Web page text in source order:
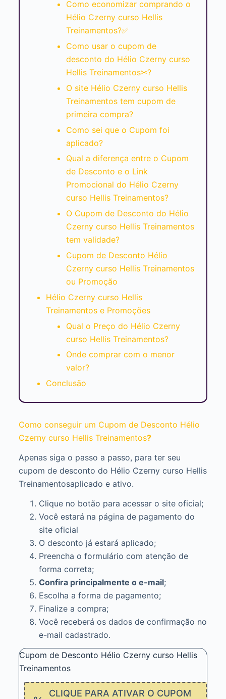
Como economizar comprando o
Hélio Czerny curso Hellis
Treinamentos?✅
Como usar o cupom de
desconto do Hélio Czerny curso
Hellis Treinamentos✂?
O site Hélio Czerny curso Hellis
Treinamentos tem cupom de
primeira compra?
Como sei que o Cupom foi
aplicado?
Qual a diferença entre o Cupom
de Desconto e o Link
Promocional do Hélio Czerny
curso Hellis Treinamentos?
O Cupom de Desconto do Hélio
Czerny curso Hellis Treinamentos
tem validade?
Cupom de Desconto Hélio
Czerny curso Hellis Treinamentos
ou Promoção
Hélio Czerny curso Hellis
Treinamentos e Promoções
Qual o Preço do Hélio Czerny
curso Hellis Treinamentos?
Onde comprar com o menor
valor?
Conclusão
Como conseguir um Cupom de Desconto Hélio
Czerny curso Hellis Treinamentos?
Apenas siga o passo a passo, para ter seu
cupom de desconto do Hélio Czerny curso Hellis
Treinamentosaplicado e ativo.
Clique no botão para acessar o site oficial;
Você estará na página de pagamento do
site oficial
O desconto já estará aplicado;
Preencha o formulário com atenção de
forma correta;
Confira principalmente o e-mail;
Escolha a forma de pagamento;
Finalize a compra;
Você receberá os dados de confirmação no
e-mail cadastrado.
Cupom de Desconto Hélio Czerny curso Hellis
Treinamentos
CLIQUE PARA ATIVAR O CUPOM